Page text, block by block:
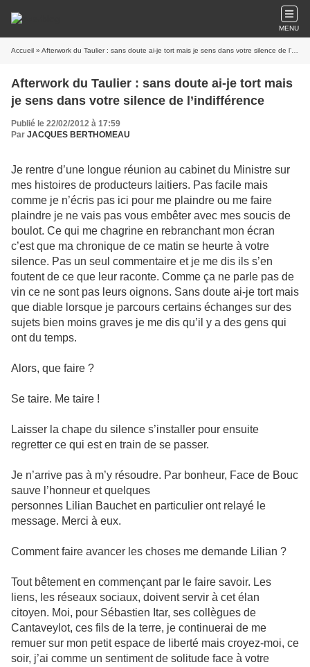
MENU
Accueil » Afterwork du Taulier : sans doute ai-je tort mais je sens dans votre silence de l’indifférence
Afterwork du Taulier : sans doute ai-je tort mais
je sens dans votre silence de l’indifférence
Publié le 22/02/2012 à 17:59
Par JACQUES BERTHOMEAU
Je rentre d’une longue réunion au cabinet du Ministre sur
mes histoires de producteurs laitiers. Pas facile mais
comme je n’écris pas ici pour me plaindre ou me faire
plaindre je ne vais pas vous embêter avec mes soucis de
boulot. Ce qui me chagrine en rebranchant mon écran
c’est que ma chronique de ce matin se heurte à votre
silence. Pas un seul commentaire et je me dis ils s’en
foutent de ce que leur raconte. Comme ça ne parle pas de
vin ce ne sont pas leurs oignons. Sans doute ai-je tort mais
que diable lorsque je parcours certains échanges sur des
sujets bien moins graves je me dis qu’il y a des gens qui
ont du temps.
Alors, que faire ?
Se taire. Me taire !
Laisser la chape du silence s’installer pour ensuite
regretter ce qui est en train de se passer.
Je n’arrive pas à m’y résoudre. Par bonheur, Face de Bouc
sauve l’honneur et quelques
personnes Lilian Bauchet en particulier ont relayé le
message. Merci à eux.
Comment faire avancer les choses me demande Lilian ?
Tout bêtement en commençant par le faire savoir. Les
liens, les réseaux sociaux, doivent servir à cet élan
citoyen. Moi, pour Sébastien Itar, ses collègues de
Cantaveylot, ces fils de la terre, je continuerai de me
remuer sur mon petit espace de liberté mais croyez-moi, ce
soir, j’ai comme un sentiment de solitude face à votre